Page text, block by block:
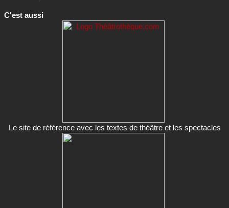
C'est aussi
Le site de référence avec les textes de théâtre et les spectacles